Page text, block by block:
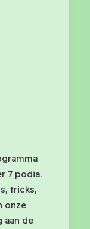
7 podia.
tricks,
onze
aan de